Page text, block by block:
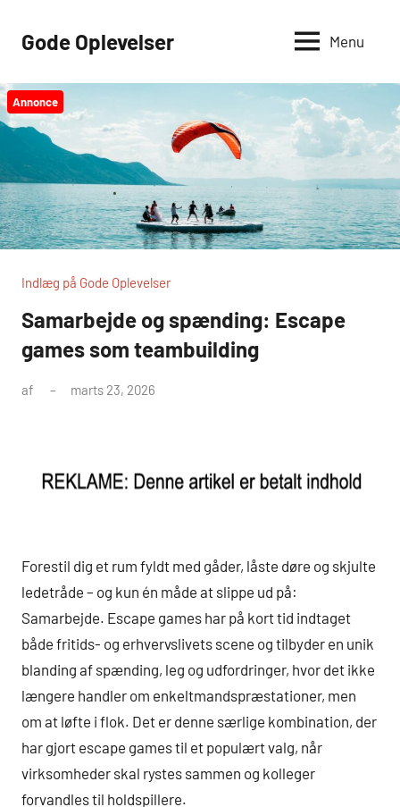
Gode Oplevelser Menu
Annonce
Indlæg på Gode Oplevelser
Samarbejde og spænding: Escape
games som teambuilding
af marts 23, 2026
Forestil dig et rum fyldt med gåder, låste døre og skjulte
ledetråde – og kun én måde at slippe ud på:
Samarbejde. Escape games har på kort tid indtaget
både fritids- og erhvervslivets scene og tilbyder en unik
blanding af spænding, leg og udfordringer, hvor det ikke
længere handler om enkeltmandspræstationer, men
om at løfte i flok. Det er denne særlige kombination, der
har gjort escape games til et populært valg, når
virksomheder skal rystes sammen og kolleger
forvandles til holdspillere.